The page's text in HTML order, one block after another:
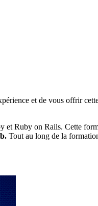
et de vous offrir
et Ruby on Rails. Cette
Tout au long de la